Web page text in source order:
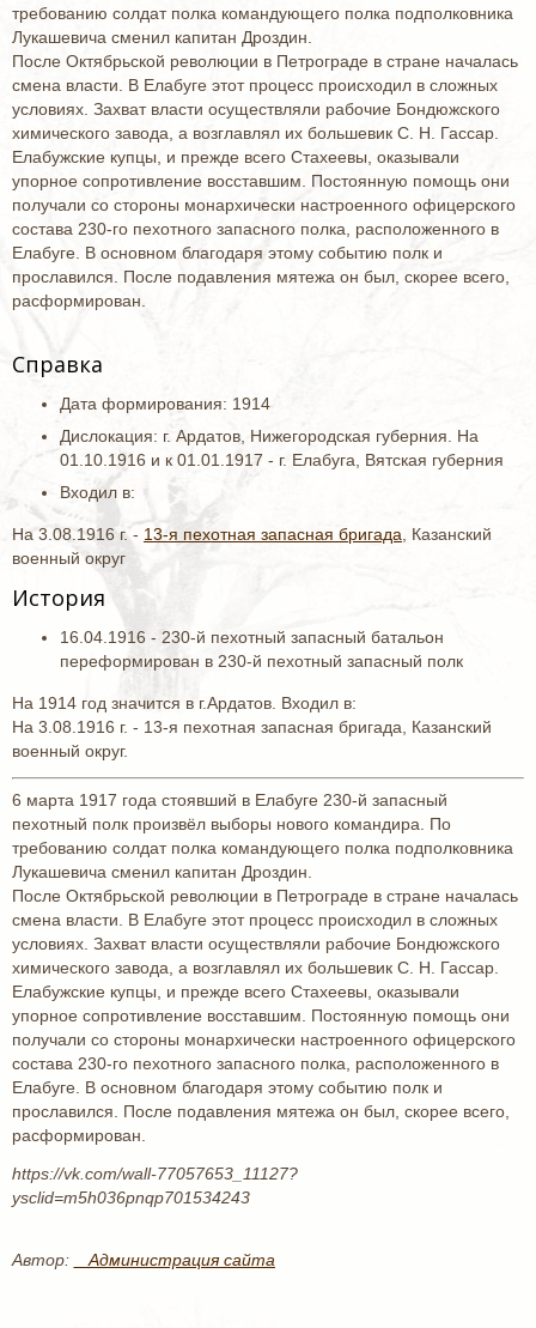
требованию солдат полка командующего полка подполковника
Лукашевича сменил капитан Дроздин.
После Октябрьской революции в Петрограде в стране началась
смена власти. В Елабуге этот процесс происходил в сложных
условиях. Захват власти осуществляли рабочие Бондюжского
химического завода, а возглавлял их большевик С. Н. Гассар.
Елабужские купцы, и прежде всего Стахеевы, оказывали
упорное сопротивление восставшим. Постоянную помощь они
получали со стороны монархически настроенного офицерского
состава 230-го пехотного запасного полка, расположенного в
Елабуге. В основном благодаря этому событию полк и
прославился. После подавления мятежа он был, скорее всего,
расформирован.
Справка
Дата формирования: 1914
Дислокация: г. Ардатов, Нижегородская губерния. На
01.10.1916 и к 01.01.1917 - г. Елабуга, Вятская губерния
Входил в:
На 3.08.1916 г. - 13-я пехотная запасная бригада , Казанский
военный округ
История
16.04.1916 - 230-й пехотный запасный батальон
переформирован в 230-й пехотный запасный полк
На 1914 год значится в г.Ардатов. Входил в:
На 3.08.1916 г. - 13-я пехотная запасная бригада, Казанский
военный округ.
6 марта 1917 года стоявший в Елабуге 230-й запасный
пехотный полк произвёл выборы нового командира. По
требованию солдат полка командующего полка подполковника
Лукашевича сменил капитан Дроздин.
После Октябрьской революции в Петрограде в стране началась
смена власти. В Елабуге этот процесс происходил в сложных
условиях. Захват власти осуществляли рабочие Бондюжского
химического завода, а возглавлял их большевик С. Н. Гассар.
Елабужские купцы, и прежде всего Стахеевы, оказывали
упорное сопротивление восставшим. Постоянную помощь они
получали со стороны монархически настроенного офицерского
состава 230-го пехотного запасного полка, расположенного в
Елабуге. В основном благодаря этому событию полк и
прославился. После подавления мятежа он был, скорее всего,
расформирован.
https://vk.com/wall-77057653_11127?
ysclid=m5h036pnqp701534243
Автор: _ Администрация сайта